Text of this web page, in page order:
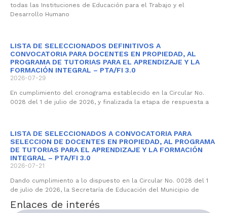
todas las Instituciones de Educación para el Trabajo y el
Desarrollo Humano
LISTA DE SELECCIONADOS DEFINITIVOS A
CONVOCATORIA PARA DOCENTES EN PROPIEDAD, AL
PROGRAMA DE TUTORIAS PARA EL APRENDIZAJE Y LA
FORMACIÓN INTEGRAL – PTA/FI 3.0
2026-07-29
En cumplimiento del cronograma establecido en la Circular No.
0028 del 1 de julio de 2026, y finalizada la etapa de respuesta a
LISTA DE SELECCIONADOS A CONVOCATORIA PARA
SELECCION DE DOCENTES EN PROPIEDAD, AL PROGRAMA
DE TUTORIAS PARA EL APRENDIZAJE Y LA FORMACIÓN
INTEGRAL – PTA/FI 3.0
2026-07-21
Dando cumplimiento a lo dispuesto en la Circular No. 0028 del 1
de julio de 2026, la Secretaría de Educación del Municipio de
Enlaces de interés